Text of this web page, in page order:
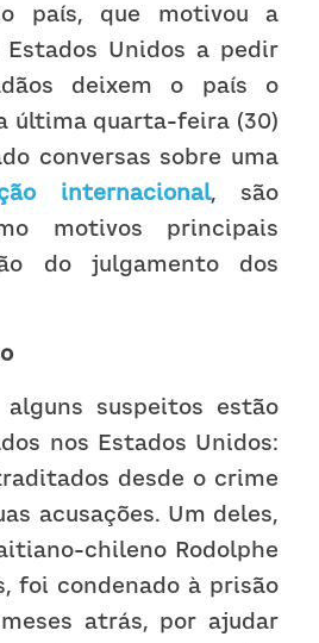
país, que motivou a
Estados Unidos a pedir
deixem o país o
última quarta-feira (30)
conversas sobre uma
internacional, são
motivos principais
do julgamento dos
alguns suspeitos estão
nos Estados Unidos:
desde o crime
acusações. Um deles,
chileno Rodolphe
foi condenado à prisão
atrás, por ajudar